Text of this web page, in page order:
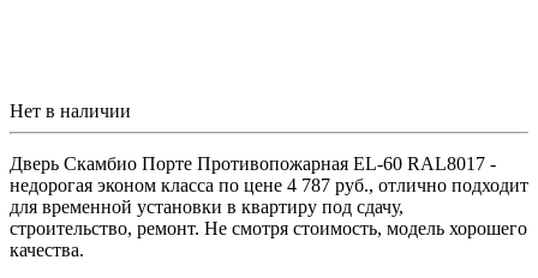
Нет в наличии
Дверь Скамбио Порте Противопожарная EL-60 RAL8017 -
недорогая эконом класса по цене 4 787 руб., отлично подходит
для временной установки в квартиру под сдачу,
строительство, ремонт. Не смотря стоимость, модель хорошего
качества.